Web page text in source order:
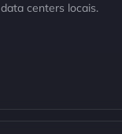
centers locais.